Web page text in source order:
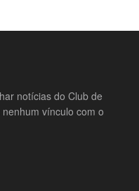
notícias do Club de
vínculo com o